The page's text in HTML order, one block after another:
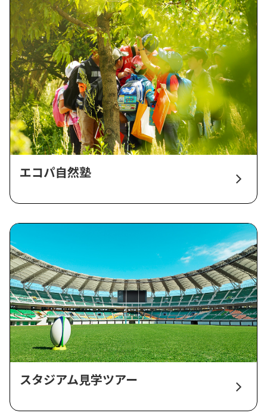
エコパ自然塾
スタジアム見学ツアー